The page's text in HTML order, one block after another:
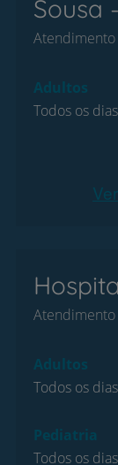
Sousa
Atendimento
Adultos
Todos os
Atendimento
Adultos
Todos os
Pediatria
Todos os